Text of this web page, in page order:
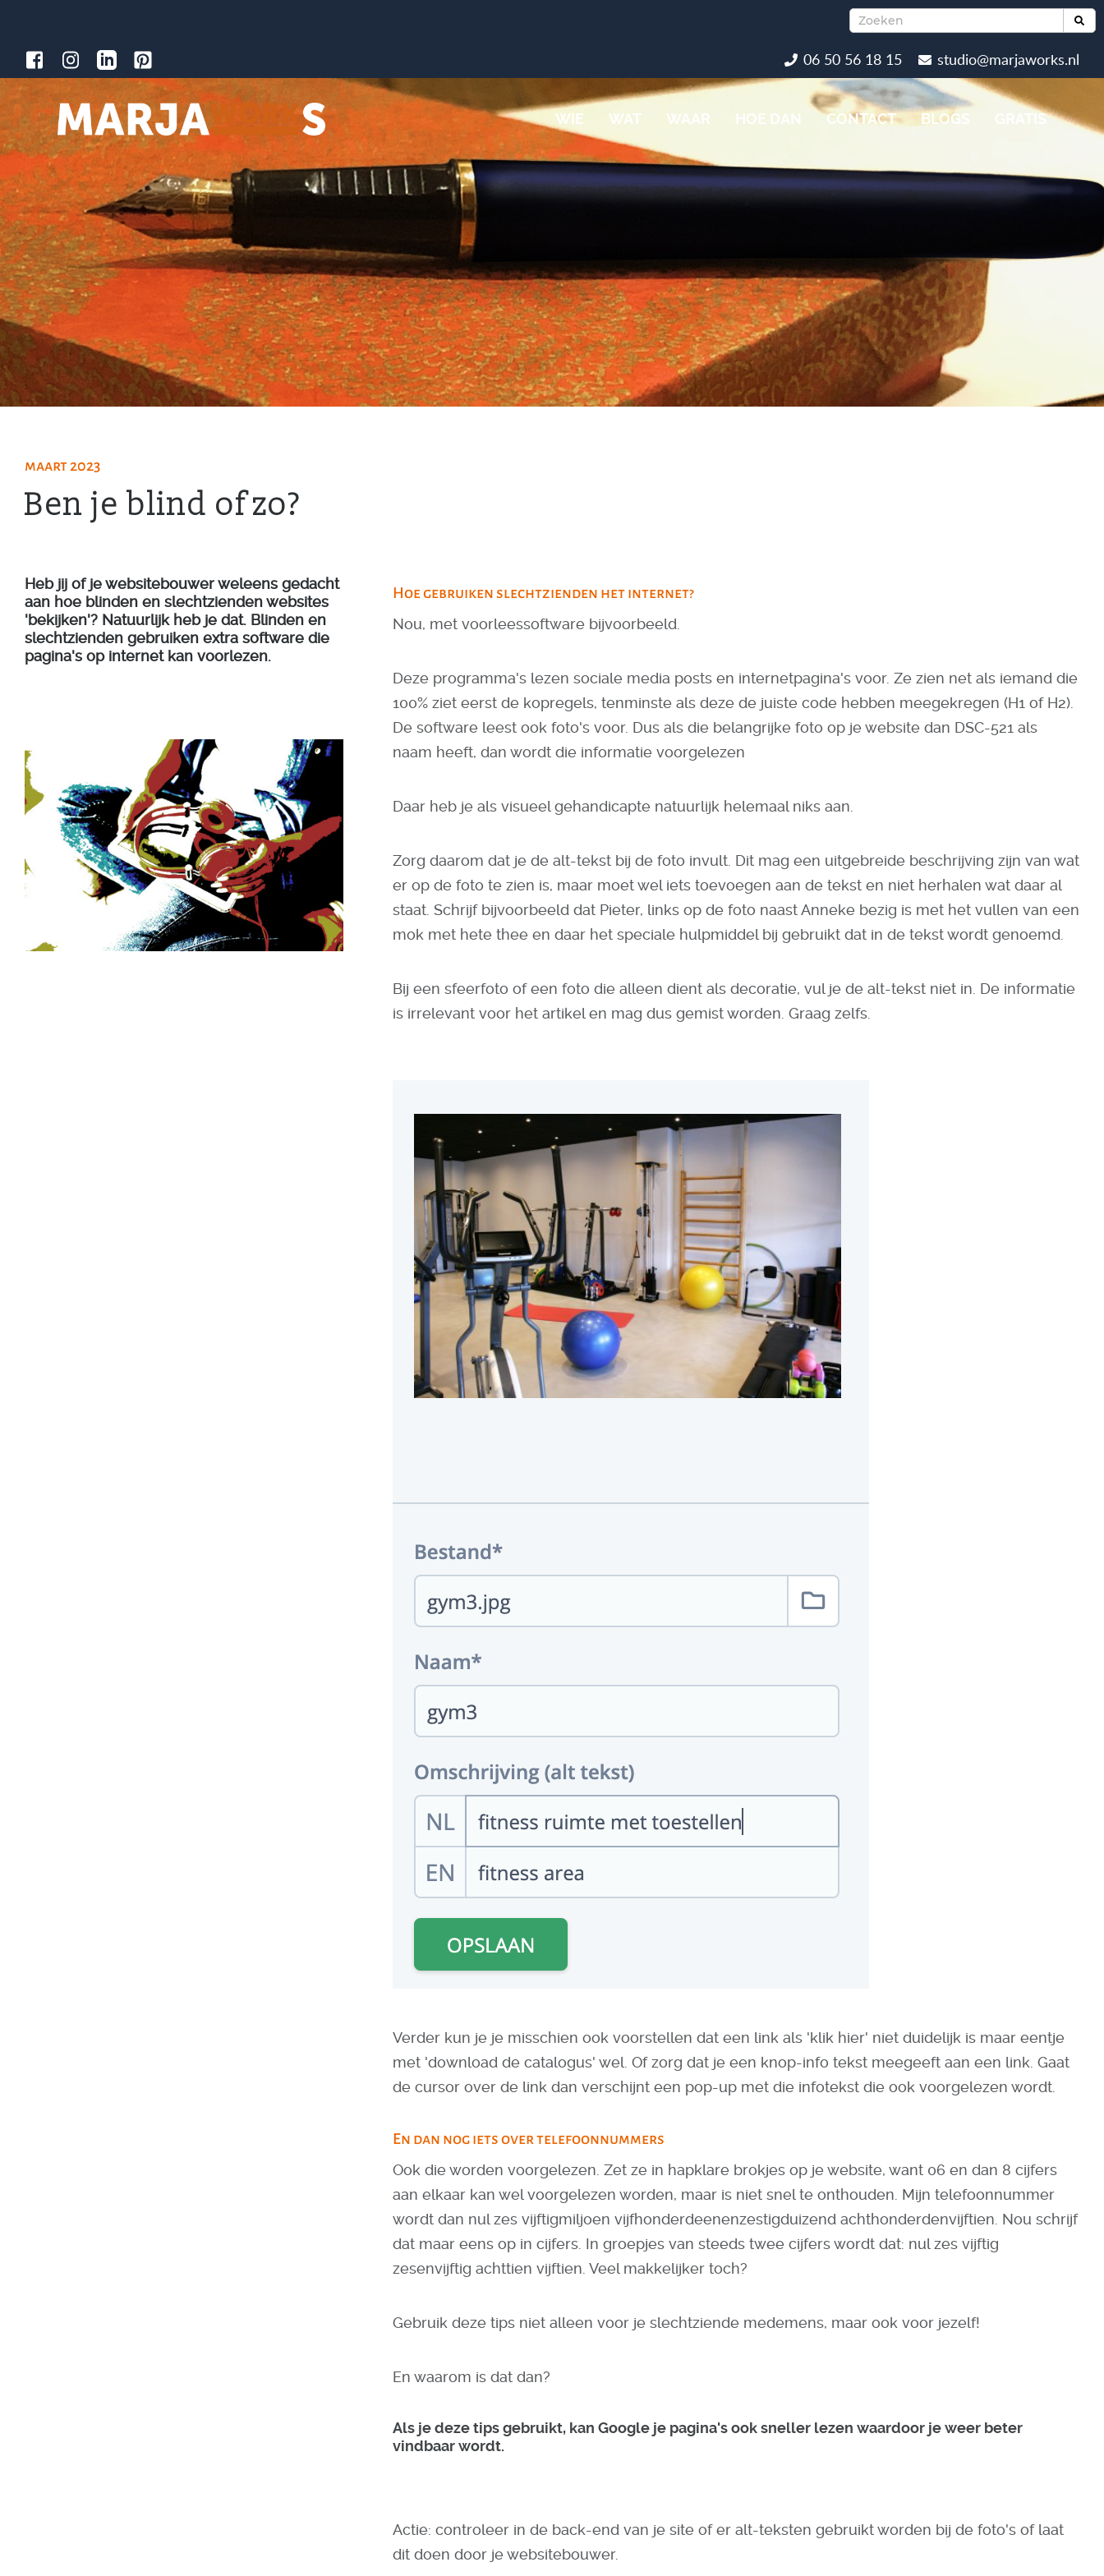
06 50 56 18 15 studio@marjaworks.nl
WIE WAT WAAR HOE DAN CONTACT BLOGS GRATIS
maart 2023
Ben je blind of zo?
Heb jij of je websitebouwer weleens gedacht
aan hoe blinden en slechtzienden websites
'bekijken'? Natuurlijk heb je dat. Blinden en
slechtzienden gebruiken extra software die
pagina's op internet kan voorlezen.
Hoe gebruiken slechtzienden het internet?
Nou, met voorleessoftware bijvoorbeeld.
Deze programma's lezen sociale media posts en internetpagina's voor. Ze zien net als iemand die
100% ziet eerst de kopregels, tenminste als deze de juiste code hebben meegekregen (H1 of H2).
De software leest ook foto's voor. Dus als die belangrijke foto op je website dan DSC-521 als
naam heeft, dan wordt die informatie voorgelezen
Daar heb je als visueel gehandicapte natuurlijk helemaal niks aan.
Zorg daarom dat je de alt-tekst bij de foto invult. Dit mag een uitgebreide beschrijving zijn van wat
er op de foto te zien is, maar moet wel iets toevoegen aan de tekst en niet herhalen wat daar al
staat. Schrijf bijvoorbeeld dat Pieter, links op de foto naast Anneke bezig is met het vullen van een
mok met hete thee en daar het speciale hulpmiddel bij gebruikt dat in de tekst wordt genoemd.
Bij een sfeerfoto of een foto die alleen dient als decoratie, vul je de alt-tekst niet in. De informatie
is irrelevant voor het artikel en mag dus gemist worden. Graag zelfs.
Verder kun je je misschien ook voorstellen dat een link als 'klik hier' niet duidelijk is maar eentje
met 'download de catalogus' wel. Of zorg dat je een knop-info tekst meegeeft aan een link. Gaat
de cursor over de link dan verschijnt een pop-up met die infotekst die ook voorgelezen wordt.
En dan nog iets over telefoonnummers
Ook die worden voorgelezen. Zet ze in hapklare brokjes op je website, want 06 en dan 8 cijfers
aan elkaar kan wel voorgelezen worden, maar is niet snel te onthouden. Mijn telefoonnummer
wordt dan nul zes vijftigmiljoen vijfhonderdeenenzestigduizend achthonderdenvijftien. Nou schrijf
dat maar eens op in cijfers. In groepjes van steeds twee cijfers wordt dat: nul zes vijftig
zesenvijftig achttien vijftien. Veel makkelijker toch?
Gebruik deze tips niet alleen voor je slechtziende medemens, maar ook voor jezelf!
En waarom is dat dan?
Als je deze tips gebruikt, kan Google je pagina's ook sneller lezen waardoor je weer beter
vindbaar wordt.
Actie: controleer in de back-end van je site of er alt-teksten gebruikt worden bij de foto's of laat
dit doen door je websitebouwer.